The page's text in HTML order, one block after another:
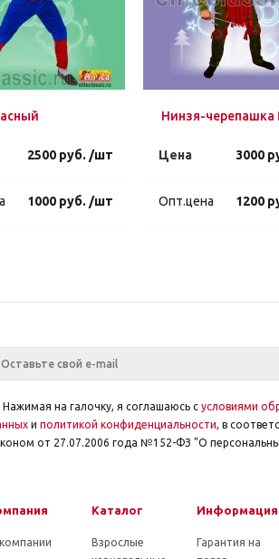
2500 руб. /шт
1000 руб. /шт
Нинзя-
Цена 3000
Опт.цена 1200
Нажимая на галочку, я соглашаюсь с условиями
и политикой конфиденциальности, в
от 27.07.2006 года №152-ФЗ "О
Каталог
Взрослые
Информация
Гарантия на